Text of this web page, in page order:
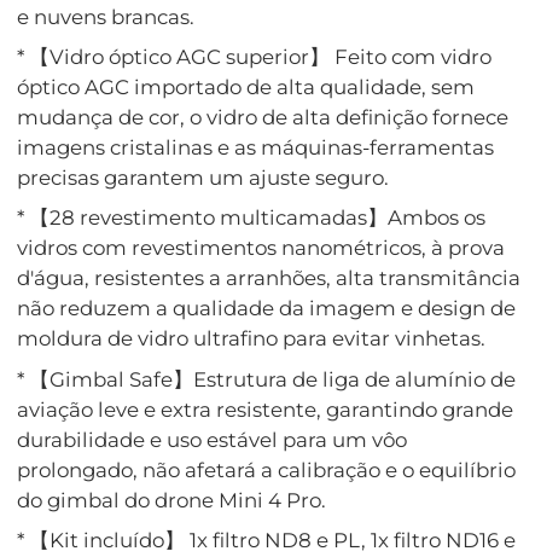
e nuvens brancas.
* 【Vidro óptico AGC superior】 Feito com vidro
óptico AGC importado de alta qualidade, sem
mudança de cor, o vidro de alta definição fornece
imagens cristalinas e as máquinas-ferramentas
precisas garantem um ajuste seguro.
* 【28 revestimento multicamadas】Ambos os
vidros com revestimentos nanométricos, à prova
d'água, resistentes a arranhões, alta transmitância
não reduzem a qualidade da imagem e design de
moldura de vidro ultrafino para evitar vinhetas.
* 【Gimbal Safe】Estrutura de liga de alumínio de
aviação leve e extra resistente, garantindo grande
durabilidade e uso estável para um vôo
prolongado, não afetará a calibração e o equilíbrio
do gimbal do drone Mini 4 Pro.
* 【Kit incluído】 1x filtro ND8 e PL, 1x filtro ND16 e